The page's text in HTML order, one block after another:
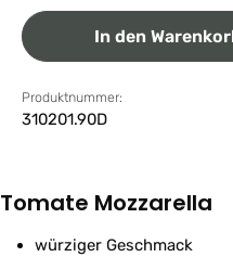
In den
Produktnummer:
310201.90D
Tomate Mozzarella
würziger Geschmack